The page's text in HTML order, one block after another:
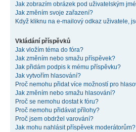
Jak zobrazím obrázek pod uživatelským
Jak změním svoje zařazení?
Když kliknu na e-mailový odkaz uživatele,
Vkládání příspěvků
Jak vložím téma do fóra?
Jak změním nebo smažu příspěvek?
Jak přidám podpis k mému příspěvku?
Jak vytvořím hlasování?
Proč nemohu přidat více možností pro
Jak změním nebo smažu hlasování?
Proč se nemohu dostat k fóru?
Proč nemohu přidávat přílohy?
Proč jsem obdržel varování?
Jak mohu nahlásit příspěvek moderátorům?